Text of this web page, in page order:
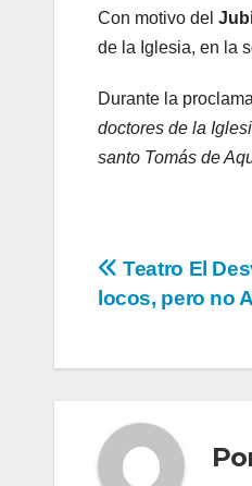
Con motivo del
de la Iglesia, en la
Durante la
doctores de la
santo Tomás de
Teatro El
locos, pero no